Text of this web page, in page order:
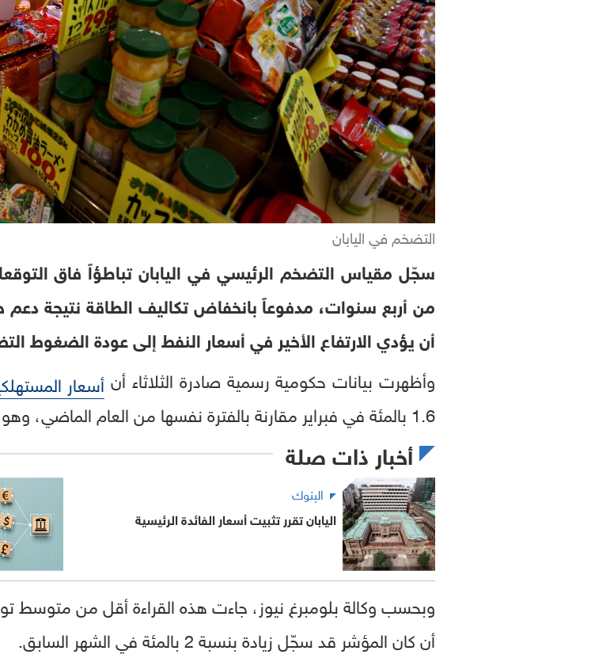
التضخم في اليابان
سجّل مقياس التضخم الرئيسي في اليابان تباطؤاً فاق
من أربع سنوات، مدفوعاً بانخفاض تكاليف الطاقة نتيجة
أن يؤدي الارتفاع الأخير في أسعار النفط إلى عودة الضغوط
وأظهرت بيانات حكومية رسمية صادرة الثلاثاء أن أسعار
1.6 بالمئة في فبراير مقارنة بالفترة نفسها من العام الماضي، وهو أصغر ارتفاع منذ مارس 2022.
أخبار ذات صلة
البنوك
اليابان تقرر تثبيت أسعار الفائدة الرئيسية
أن كان المؤشر قد سجّل زيادة بنسبة 2 بالمئة في الشهر السابق.